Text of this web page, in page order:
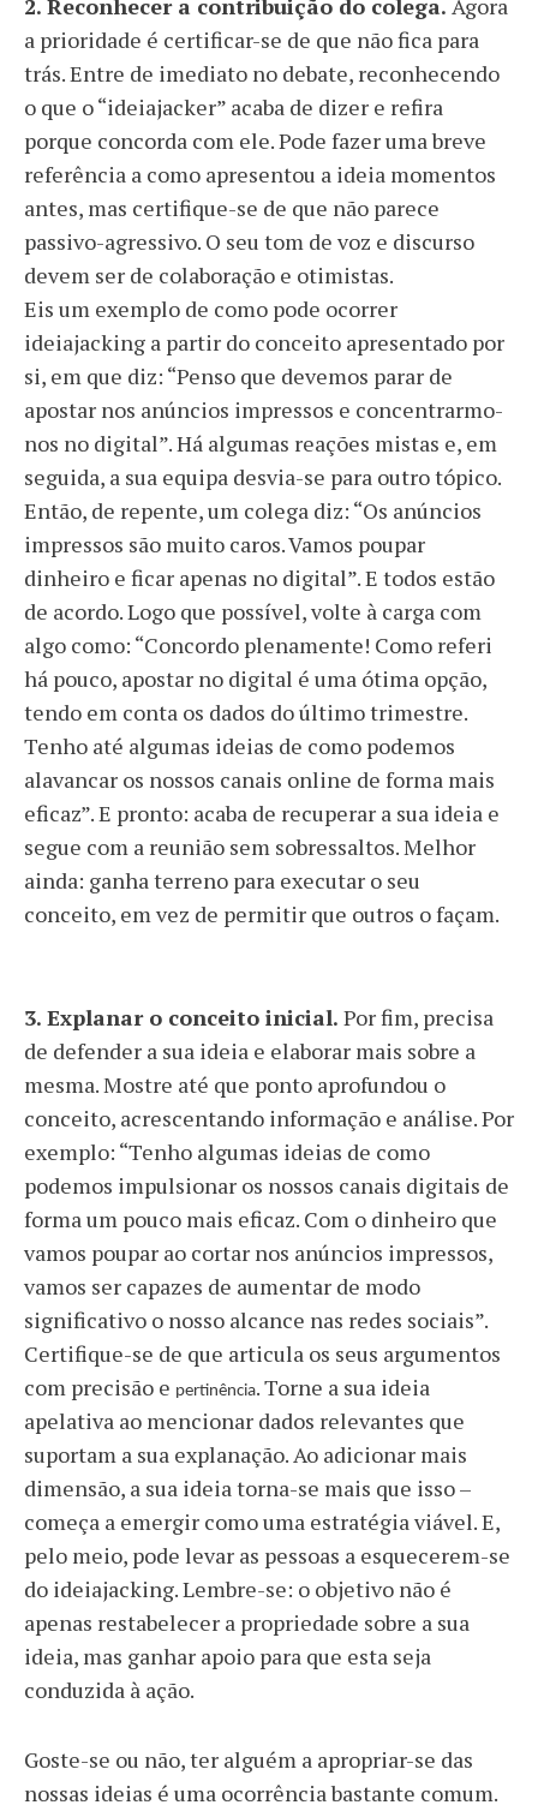
2. Reconhecer a contribuição do colega. Agora
a prioridade é certificar-se de que não fica para
trás. Entre de imediato no debate, reconhecendo
o que o “ideiajacker” acaba de dizer e refira
porque concorda com ele. Pode fazer uma breve
referência a como apresentou a ideia momentos
antes, mas certifique-se de que não parece
passivo-agressivo. O seu tom de voz e discurso
devem ser de colaboração e otimistas.
Eis um exemplo de como pode ocorrer
ideiajacking a partir do conceito apresentado por
si, em que diz: “Penso que devemos parar de
apostar nos anúncios impressos e concentrarmo-
nos no digital”. Há algumas reações mistas e, em
seguida, a sua equipa desvia-se para outro tópico.
Então, de repente, um colega diz: “Os anúncios
impressos são muito caros. Vamos poupar
dinheiro e ficar apenas no digital”. E todos estão
de acordo. Logo que possível, volte à carga com
algo como: “Concordo plenamente! Como referi
há pouco, apostar no digital é uma ótima opção,
tendo em conta os dados do último trimestre.
Tenho até algumas ideias de como podemos
alavancar os nossos canais online de forma mais
eficaz”. E pronto: acaba de recuperar a sua ideia e
segue com a reunião sem sobressaltos. Melhor
ainda: ganha terreno para executar o seu
conceito, em vez de permitir que outros o façam.
3. Explanar o conceito inicial. Por fim, precisa
de defender a sua ideia e elaborar mais sobre a
mesma. Mostre até que ponto aprofundou o
conceito, acrescentando informação e análise. Por
exemplo: “Tenho algumas ideias de como
podemos impulsionar os nossos canais digitais de
forma um pouco mais eficaz. Com o dinheiro que
vamos poupar ao cortar nos anúncios impressos,
vamos ser capazes de aumentar de modo
significativo o nosso alcance nas redes sociais”.
Certifique-se de que articula os seus argumentos
com precisão e pertinência. Torne a sua ideia
apelativa ao mencionar dados relevantes que
suportam a sua explanação. Ao adicionar mais
dimensão, a sua ideia torna-se mais que isso –
começa a emergir como uma estratégia viável. E,
pelo meio, pode levar as pessoas a esquecerem-se
do ideiajacking. Lembre-se: o objetivo não é
apenas restabelecer a propriedade sobre a sua
ideia, mas ganhar apoio para que esta seja
conduzida à ação.
Goste-se ou não, ter alguém a apropriar-se das
nossas ideias é uma ocorrência bastante comum.